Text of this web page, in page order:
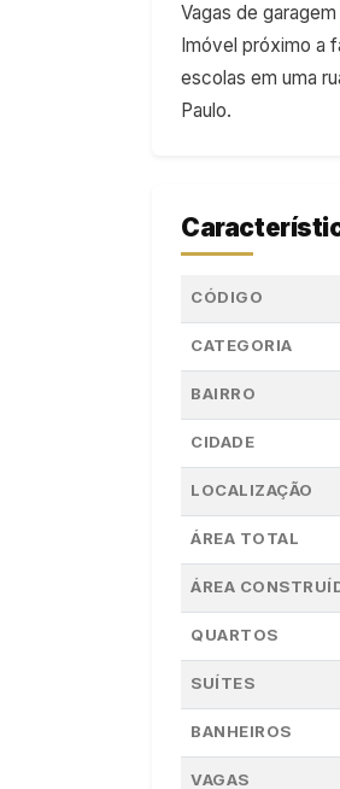
Vagas de
Imóvel próximo a
escolas em uma
Paulo.
CÓDIGO
CATEGORIA
BAIRRO
CIDADE
LOCALIZAÇÃO
ÁREA TOTAL
ÁREA
QUARTOS
SUÍTES
BANHEIROS
VAGAS